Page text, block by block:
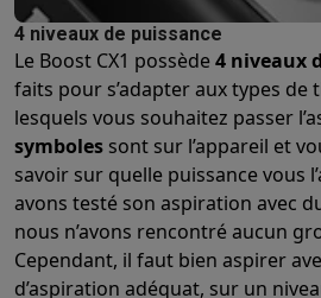
TV avec des éco-cheques
Multimédie & téléphonie
Smartphones avec des éco-cheques
En route
Trottinettes électriques avec des
Initiatives écologiques
Impact Économies d'énergie
Info & actions
Soldes Toutes les soldesSoldes
Actions
Deals du moment Promotions
4 niveaux de puissance
Le Boost CX1 possède4 niveaux
faits pour s’adapter aux types de
lesquels vous souhaitez passer
symboles sont sur l’appareil et
savoir sur quelle puissance vous
avons testé son aspiration avec
nous n’avons rencontré aucun
Cependant, il faut bien aspirer
d’aspiration adéquat, sur un